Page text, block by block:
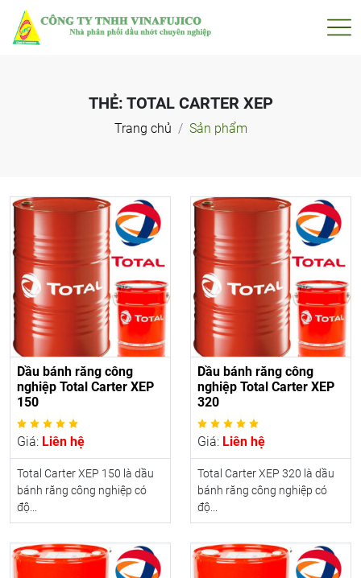
THẺ: TOTAL CARTER XEP
Trang chủ Sản phẩm
Dầu bánh răng công
nghiệp Total Carter XEP
150
Giá: Liên hệ
Total Carter XEP 150 là dầu
bánh răng công nghiệp có
độ...
Dầu bánh răng công
nghiệp Total Carter XEP
320
Giá: Liên hệ
Total Carter XEP 320 là dầu
bánh răng công nghiệp có
độ...